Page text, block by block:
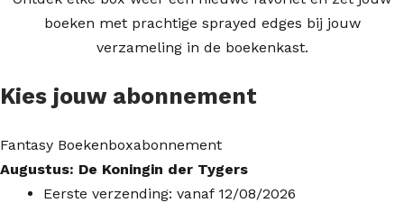
boeken met prachtige sprayed edges bij jouw
verzameling in de boekenkast.
Kies jouw abonnement
Fantasy Boekenboxabonnement
Augustus: De Koningin der Tygers
Eerste verzending: vanaf 12/08/2026